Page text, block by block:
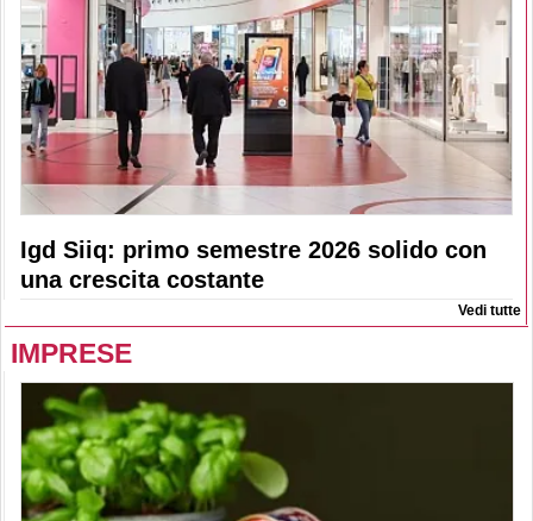
Igd Siiq: primo semestre 2026 solido con
una crescita costante
Vedi tutte
IMPRESE